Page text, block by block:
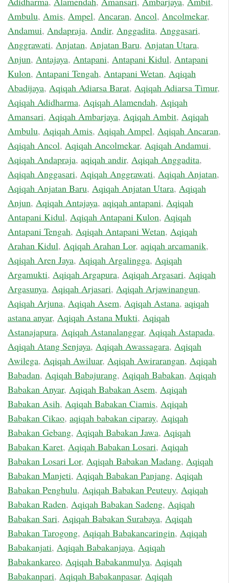
Ambulu, Amis, Ampel, Ancaran, Ancol, Ancolmekar,
Andamui, Andapraja, Andir, Anggadita, Anggasari,
Anggrawati, Anjatan, Anjatan Baru, Anjatan Utara,
Anjun, Antajaya, Antapani, Antapani Kidul, Antapani
Kulon, Antapani Tengah, Antapani Wetan, Aqiqah
Abadijaya, Aqiqah Adiarsa Barat, Aqiqah Adiarsa Timur,
Aqiqah Adidharma, Aqiqah Alamendah, Aqiqah
Amansari, Aqiqah Ambarjaya, Aqiqah Ambit, Aqiqah
Ambulu, Aqiqah Amis, Aqiqah Ampel, Aqiqah Ancaran,
Aqiqah Ancol, Aqiqah Ancolmekar, Aqiqah Andamui,
Aqiqah Andapraja, aqiqah andir, Aqiqah Anggadita,
Aqiqah Anggasari, Aqiqah Anggrawati, Aqiqah Anjatan,
Aqiqah Anjatan Baru, Aqiqah Anjatan Utara, Aqiqah
Anjun, Aqiqah Antajaya, aqiqah antapani, Aqiqah
Antapani Kidul, Aqiqah Antapani Kulon, Aqiqah
Antapani Tengah, Aqiqah Antapani Wetan, Aqiqah
Arahan Kidul, Aqiqah Arahan Lor, aqiqah arcamanik,
Aqiqah Aren Jaya, Aqiqah Argalingga, Aqiqah
Argamukti, Aqiqah Argapura, Aqiqah Argasari, Aqiqah
Argasunya, Aqiqah Arjasari, Aqiqah Arjawinangun,
Aqiqah Arjuna, Aqiqah Asem, Aqiqah Astana, aqiqah
astana anyar, Aqiqah Astana Mukti, Aqiqah
Astanajapura, Aqiqah Astanalanggar, Aqiqah Astapada,
Aqiqah Atang Senjaya, Aqiqah Awassagara, Aqiqah
Awilega, Aqiqah Awiluar, Aqiqah Awirarangan, Aqiqah
Babadan, Aqiqah Babajurang, Aqiqah Babakan, Aqiqah
Babakan Anyar, Aqiqah Babakan Asem, Aqiqah
Babakan Asih, Aqiqah Babakan Ciamis, Aqiqah
Babakan Cikao, aqiqah babakan ciparay, Aqiqah
Babakan Gebang, Aqiqah Babakan Jawa, Aqiqah
Babakan Karet, Aqiqah Babakan Losari, Aqiqah
Babakan Losari Lor, Aqiqah Babakan Madang, Aqiqah
Babakan Manjeti, Aqiqah Babakan Panjang, Aqiqah
Babakan Penghulu, Aqiqah Babakan Peuteuy, Aqiqah
Babakan Raden, Aqiqah Babakan Sadeng, Aqiqah
Babakan Sari, Aqiqah Babakan Surabaya, Aqiqah
Babakan Tarogong, Aqiqah Babakancaringin, Aqiqah
Babakanjati, Aqiqah Babakanjaya, Aqiqah
Babakankareo, Aqiqah Babakanmulya, Aqiqah
Babakanpari, Aqiqah Babakanpasar, Aqiqah